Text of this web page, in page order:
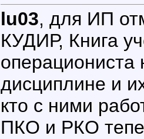
lu03, для ИП
КУДИР, Книга
операциониста
дисциплине и
кто с ними
ПКО и РКО